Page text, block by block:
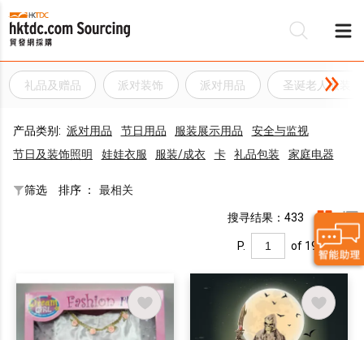
礼品及赠品 派对装饰 派对用品 圣诞老人服装
产品类别: 派对用品 节日用品 服装展示用品
安全与监视
节日及装饰照明
娃娃衣服 服装/成衣 卡 礼品包装 家庭电器
筛选 排序 ： 最相关
搜寻结果：433
P. of 19